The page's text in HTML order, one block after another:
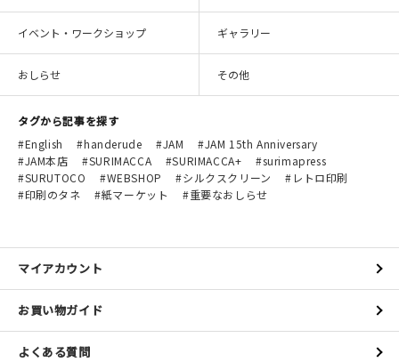
イベント・ワークショップ ギャラリー
おしらせ その他
タグから記事を探す
English
handerude JAM
JAM 15th Anniversary
JAM本店
SURIMACCA SURIMACCA+
surimapress
SURUTOCO
WEBSHOP シルクスクリーン
レトロ印刷
印刷のタネ
紙マーケット 重要なおしらせ
マイアカウント
お買い物ガイド
よくある質問